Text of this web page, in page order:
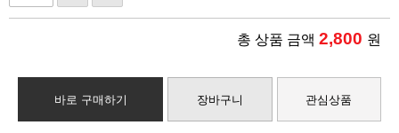
총 상품 금액 2,800 원
바로 구매하기 장바구니 관심상품